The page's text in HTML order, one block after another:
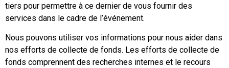
tiers pour permettre à ce dernier de vous fournir des
services dans le cadre de l’événement.
Nous pouvons utiliser vos informations pour nous aider dans
nos efforts de collecte de fonds. Les efforts de collecte de
fonds comprennent des recherches internes et le recours